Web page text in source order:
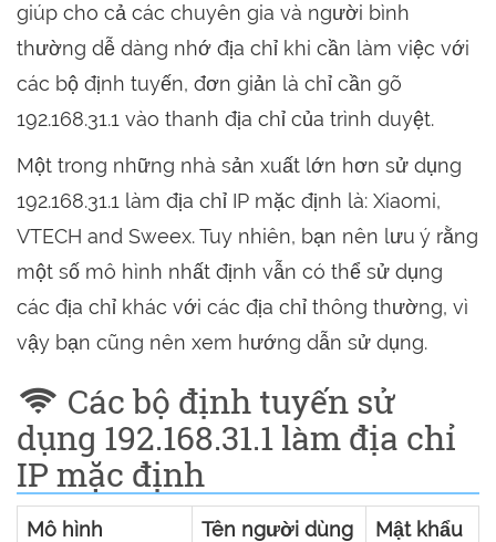
giúp cho cả các chuyên gia và người bình
thường dễ dàng nhớ địa chỉ khi cần làm việc với
các bộ định tuyến, đơn giản là chỉ cần gõ
192.168.31.1 vào thanh địa chỉ của trình duyệt.
Một trong những nhà sản xuất lớn hơn sử dụng
192.168.31.1 làm địa chỉ IP mặc định là: Xiaomi,
VTECH and Sweex. Tuy nhiên, bạn nên lưu ý rằng
một số mô hình nhất định vẫn có thể sử dụng
các địa chỉ khác với các địa chỉ thông thường, vì
vậy bạn cũng nên xem hướng dẫn sử dụng.
Các bộ định tuyến sử
dụng 192.168.31.1 làm địa chỉ
IP mặc định
Mô hình Tên người dùng Mật khẩu